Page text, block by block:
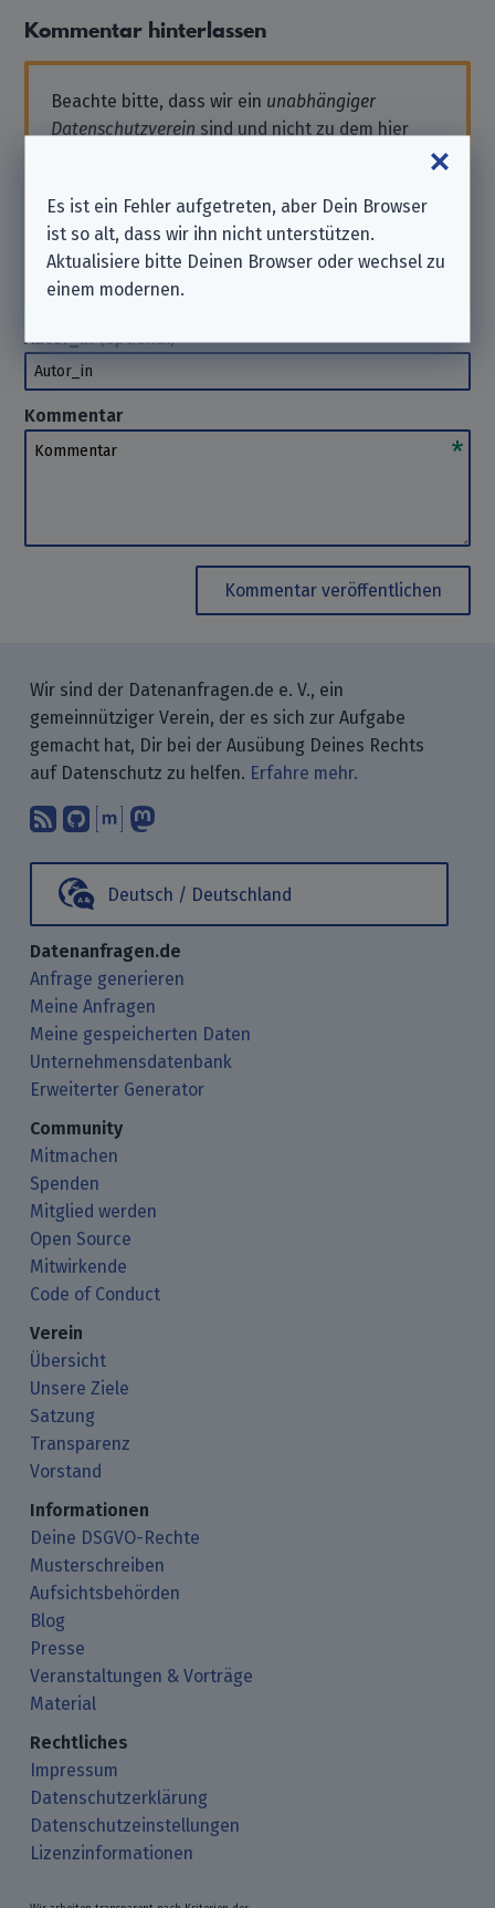
Kommentar hinterlassen
Beachte bitte, dass wir ein unabhängiger
Datenschutzverein sind und nicht zu dem hier
Anfrage stellen wollen, wende Dich bitte direkt
an das Unternehmen. Wir können Dir hierbei
nichthelfen. Danke für Dein Verständnis.
Autor_in(optional)
Autor_in
Kommentar
Kommentar
Kommentar veröffentlichen
Wir sind der Datenanfragen.de e. V., ein
gemeinnütziger Verein, der es sich zur Aufgabe
gemacht hat, Dir bei der Ausübung Deines Rechts
auf Datenschutz zu helfen. Erfahre mehr.
Abonniere unsere Blogbeiträge mit
Finde uns bei GitHub.
Unterhalte Dich mit uns über
Deutsch / Deutschland
Datenanfragen.de
Anfrage generieren
Meine Anfragen
Meine gespeicherten Daten
Unternehmensdatenbank
Erweiterter Generator
Community
Mitmachen
Spenden
Mitglied werden
Open Source
Mitwirkende
Code of Conduct
Verein
Übersicht
Unsere Ziele
Satzung
Transparenz
Vorstand
Informationen
Deine DSGVO-Rechte
Musterschreiben
Aufsichtsbehörden
Blog
Presse
Veranstaltungen & Vorträge
Material
Rechtliches
Impressum
Datenschutzerklärung
Datenschutzeinstellungen
Lizenzinformationen
Es ist ein Fehler aufgetreten, aber Dein Browser
ist so alt, dass wir ihn nicht unterstützen.
Aktualisiere bitte Deinen Browser oder wechsel zu
einem modernen.